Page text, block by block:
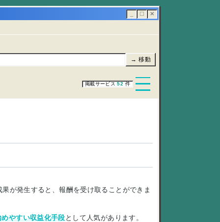
☐ ✕
→ 移動
掲載サービス52 件
が発生すると、報酬を受け取ることができま
やすい収益化手段として人気があります。